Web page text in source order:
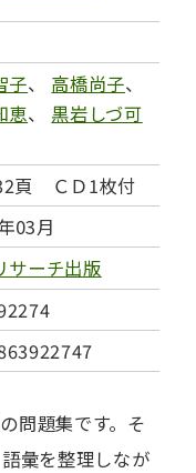
子、 高橋尚子、
恵、 黒岩しづ可
頁 ＣＤ1枚付
03月
サーチ出版
問題集です。そ
彙を整理しなが